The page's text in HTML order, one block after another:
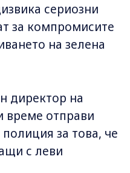
сериозни
за компромисите
на зелена
директор на
време отправи
за това, че
с леви